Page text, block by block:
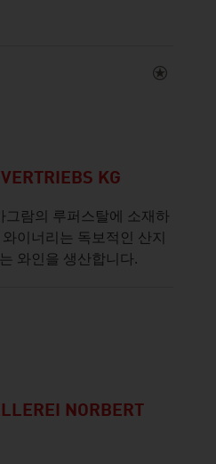
KG
그람의 루퍼스탈에 소재하
이너리는 독보적인 산지
와인을 생산합니다.
NORBERT